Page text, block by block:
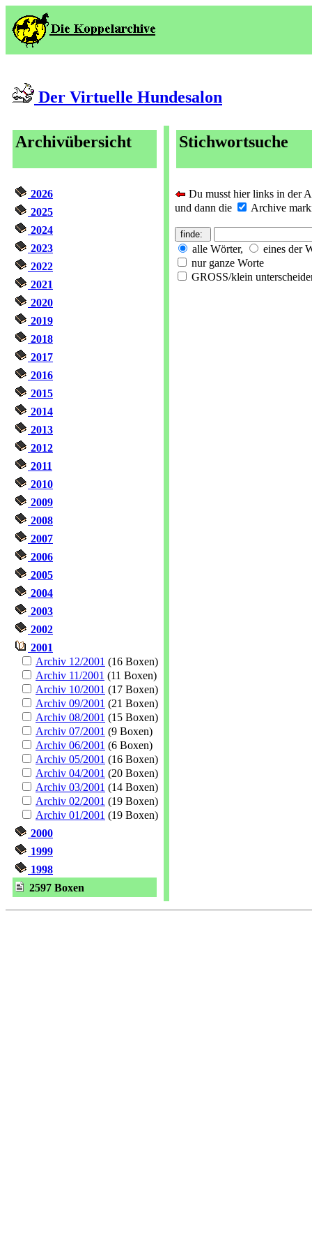
Der Virtuelle Hundesalon
Archivübersicht
2026
2025
2024
2023
2022
2021
2020
2019
2018
2017
2016
2015
2014
2013
2012
2011
2010
2009
2008
2007
2006
2005
2004
2003
2002
2001
Archiv 12/2001 (16 Boxen)
Archiv 11/2001 (11 Boxen)
Archiv 10/2001 (17 Boxen)
Archiv 09/2001 (21 Boxen)
Archiv 08/2001 (15 Boxen)
Archiv 07/2001 (9 Boxen)
Archiv 06/2001 (6 Boxen)
Archiv 05/2001 (16 Boxen)
Archiv 04/2001 (20 Boxen)
Archiv 03/2001 (14 Boxen)
Archiv 02/2001 (19 Boxen)
Archiv 01/2001 (19 Boxen)
2000
1999
1998
2597 Boxen
Stichwortsuche
Du musst hier links in der
und dann die
Archive
alle Wörter,
eines der
nur ganze Worte
GROSS/klein